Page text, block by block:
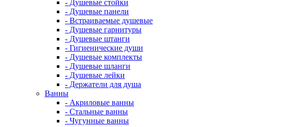
- Душевые стойки
- Душевые панели
- Встраиваемые душевые
- Душевые гарнитуры
- Душевые штанги
- Гигиенические души
- Душевые комплекты
- Душевые шланги
- Душевые лейки
- Держатели для душа
Ванны
- Акриловые ванны
- Стальные ванны
- Чугунные ванны